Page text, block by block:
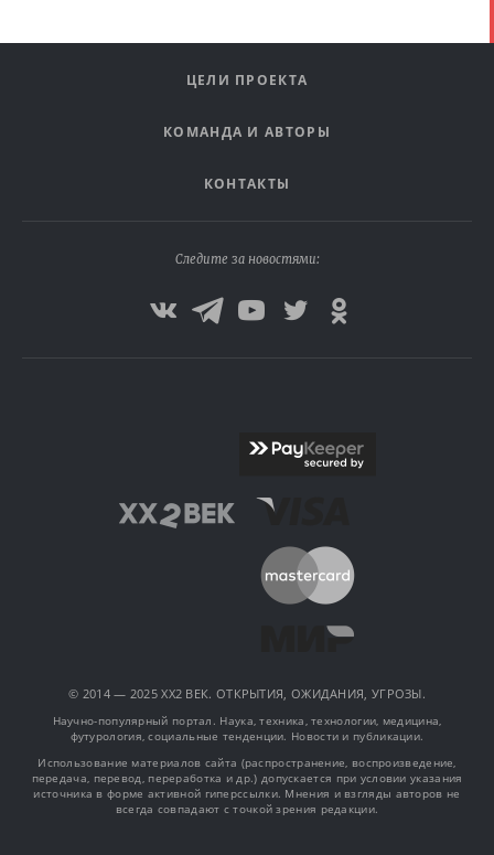
ЦЕЛИ ПРОЕКТА
КОМАНДА И АВТОРЫ
КОНТАКТЫ
Следите за новостями:
© 2014 — 2025 XX2 ВЕК. ОТКРЫТИЯ, ОЖИДАНИЯ, УГРОЗЫ.
Научно-популярный портал. Наука, техника, технологии, медицина,
футурология, социальные тенденции. Новости и публикации.
Использование материалов сайта (распространение, воспроизведение,
передача, перевод, переработка и др.) допускается при условии указания
источника в форме активной гиперссылки. Мнения и взгляды авторов не
всегда совпадают с точкой зрения редакции.